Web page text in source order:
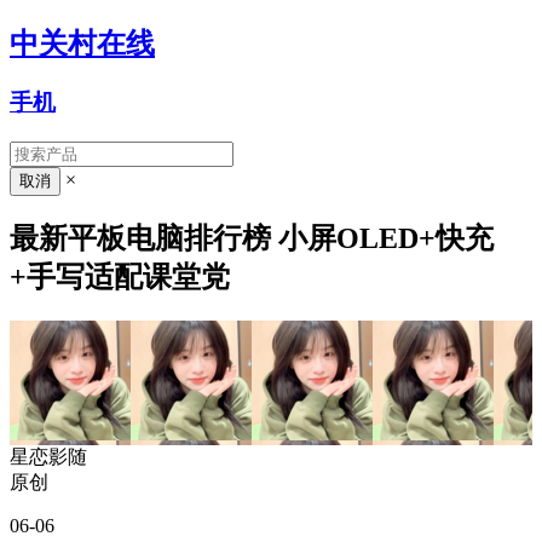
中关村在线
手机
×
最新平板电脑排行榜 小屏OLED+快充
+手写适配课堂党
星恋影随
原创
06-06